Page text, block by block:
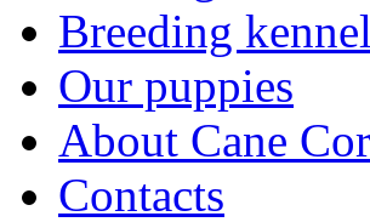
Breeding
Our puppies
About Cane
Contacts